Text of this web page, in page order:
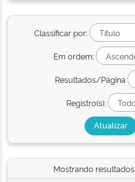
Classificar por:
Em ordem:
Resultados/Página
Registro(s):
Mostrando resultados